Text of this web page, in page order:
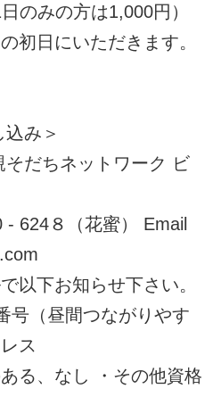
のみの方は1,000円）
初日にいただきます。
み＞
だちネットワーク ビ
624８（花蜜） Email
以下お知らせ下さい。
号（昼間つながりやす
ス
る、なし ・その他資格